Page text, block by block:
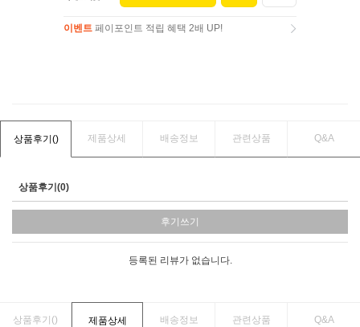
이벤트 페이포인트 적립 혜택 2배 UP!
상품후기() 제품상세 배송정보 관련상품 Q&A
상품후기(0)
후기쓰기
등록된 리뷰가 없습니다.
상품후기() 제품상세 배송정보 관련상품 Q&A